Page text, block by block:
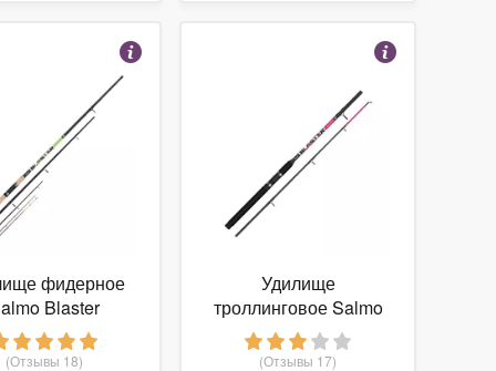
фидерное
Blaster
90 360
(3135-360)
(Отзывы 18)
Удилище
троллинговое Salmo
Blaster BOAT 120/HX
(2119-120)
(Отзывы 17)